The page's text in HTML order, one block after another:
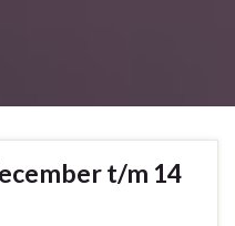
t/m 14